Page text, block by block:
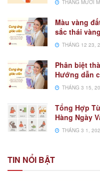
THÁNG MƯỜI
Màu vàng
sắc thái
THÁNG 12 23,
Phân biệt
Hướng dẫn
THÁNG 3 15,
Tổng Hợp
Hàng Ngày
THÁNG 3 1,
TIN NỔI BẬT